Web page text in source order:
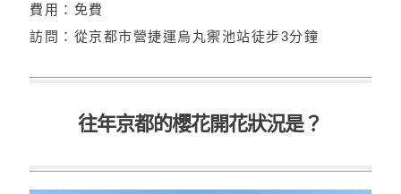
費用：免費
訪問：從京都市營捷運烏丸禦池站徒步3分鐘
往年京都的櫻花開花狀況是？